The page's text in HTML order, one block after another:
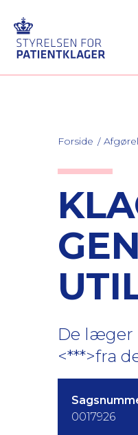
Forside
De læger
<***>fra
0017926